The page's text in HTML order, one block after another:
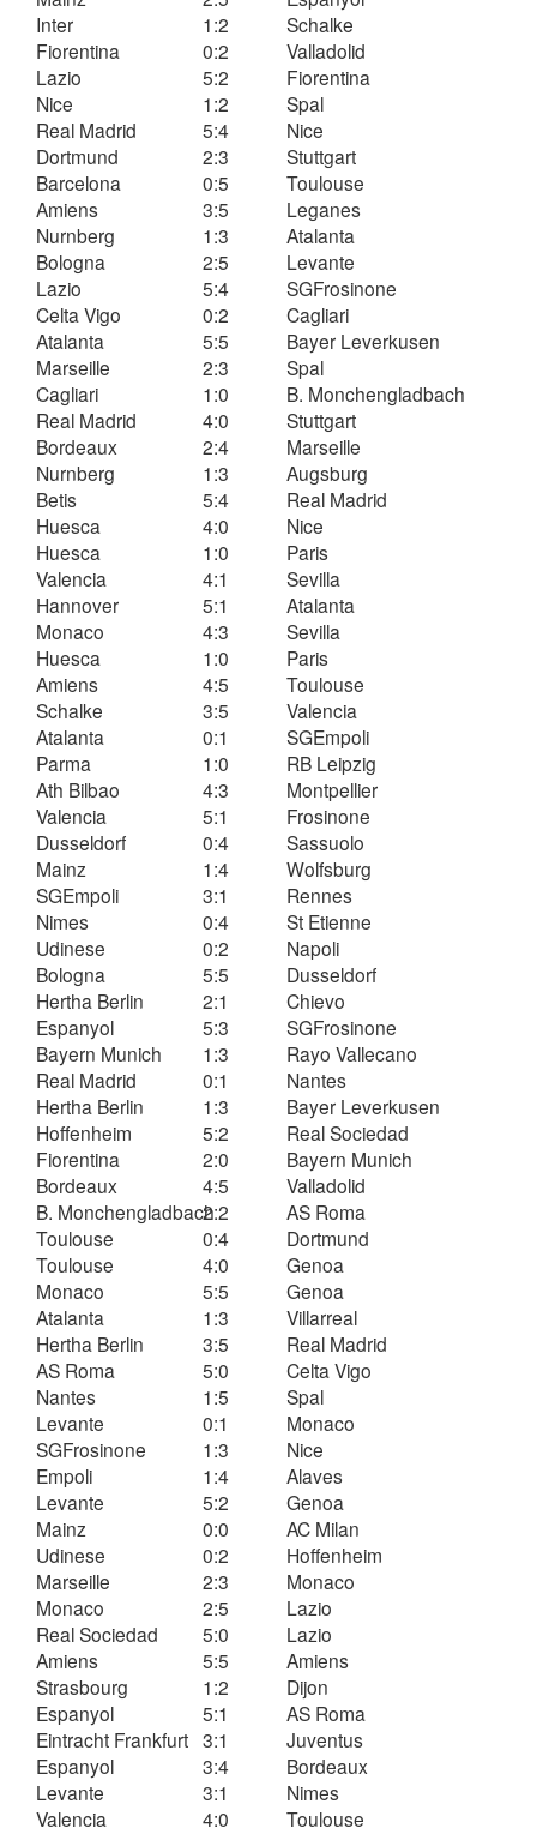
Inter
1:2
Schalke
Fiorentina
0:2
Valladolid
Lazio
5:2
Fiorentina
Nice
1:2
Spal
Real Madrid
5:4
Nice
Dortmund
2:3
Stuttgart
Barcelona
0:5
Toulouse
Amiens
3:5
Leganes
Nurnberg
1:3
Atalanta
Bologna
2:5
Levante
Lazio
5:4
SGFrosinone
Celta Vigo
0:2
Cagliari
Atalanta
5:5
Bayer Leverkusen
Marseille
2:3
Spal
Cagliari
1:0
B. Monchengladbach
Real Madrid
4:0
Stuttgart
Bordeaux
2:4
Marseille
Nurnberg
1:3
Augsburg
Betis
5:4
Real Madrid
Huesca
4:0
Nice
Huesca
1:0
Paris
Valencia
4:1
Sevilla
Hannover
5:1
Atalanta
Monaco
4:3
Sevilla
Huesca
1:0
Paris
Amiens
4:5
Toulouse
Schalke
3:5
Valencia
Atalanta
0:1
SGEmpoli
Parma
1:0
RB Leipzig
Ath Bilbao
4:3
Montpellier
Valencia
5:1
Frosinone
Dusseldorf
0:4
Sassuolo
Mainz
1:4
Wolfsburg
SGEmpoli
3:1
Rennes
Nimes
0:4
St Etienne
Udinese
0:2
Napoli
Bologna
5:5
Dusseldorf
Hertha Berlin
2:1
Chievo
Espanyol
5:3
SGFrosinone
Bayern Munich
1:3
Rayo Vallecano
Real Madrid
0:1
Nantes
Hertha Berlin
1:3
Bayer Leverkusen
Hoffenheim
5:2
Real Sociedad
Fiorentina
2:0
Bayern Munich
Bordeaux
4:5
Valladolid
B. Monchengladbach2:2
AS Roma
Toulouse
0:4
Dortmund
Toulouse
4:0
Genoa
Monaco
5:5
Genoa
Atalanta
1:3
Villarreal
Hertha Berlin
3:5
Real Madrid
AS Roma
5:0
Celta Vigo
Nantes
1:5
Spal
Levante
0:1
Monaco
SGFrosinone
1:3
Nice
Empoli
1:4
Alaves
Levante
5:2
Genoa
Mainz
0:0
AC Milan
Udinese
0:2
Hoffenheim
Marseille
2:3
Monaco
Monaco
2:5
Lazio
Real Sociedad
5:0
Lazio
Amiens
5:5
Amiens
Strasbourg
1:2
Dijon
Espanyol
5:1
AS Roma
Eintracht Frankfurt 3:1
Juventus
Espanyol
3:4
Bordeaux
Levante
3:1
Nimes
Valencia
4:0 Toulouse